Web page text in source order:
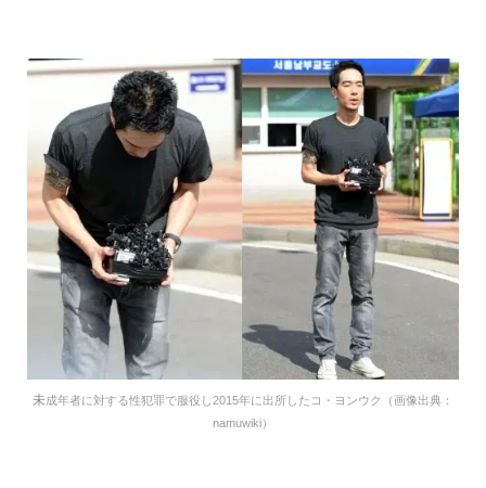
未成年者に対する性犯罪で服役し2015年に出所したコ・ヨンウク（画像出典：
namuwiki）